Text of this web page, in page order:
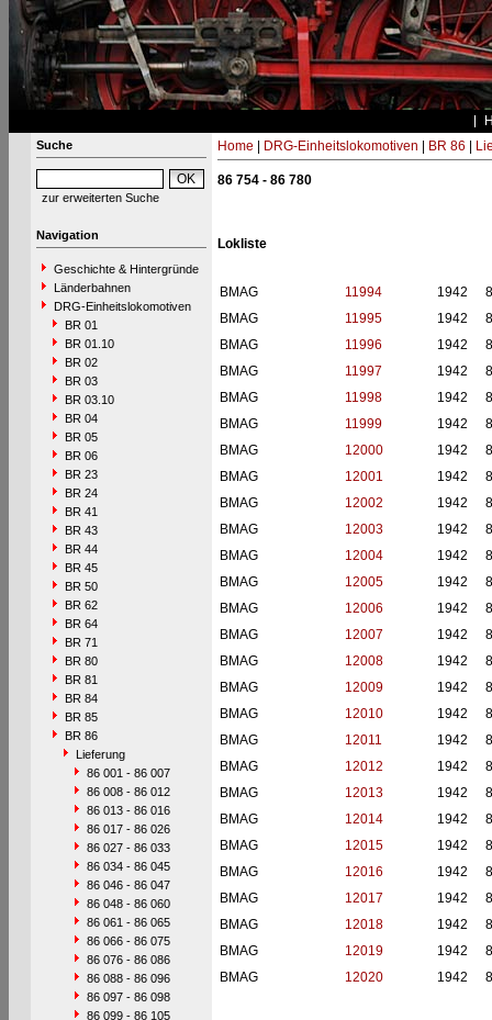
Suche
zur erweiterten Suche
Navigation
Geschichte & Hintergründe
Länderbahnen
DRG-Einheitslokomotiven
BR 01
BR 01.10
BR 02
BR 03
BR 03.10
BR 04
BR 05
BR 06
BR 23
BR 24
BR 41
BR 43
BR 44
BR 45
BR 50
BR 62
BR 64
BR 71
BR 80
BR 81
BR 84
BR 85
BR 86
Lieferung
86 001 - 86 007
86 008 - 86 012
86 013 - 86 016
86 017 - 86 026
86 027 - 86 033
86 034 - 86 045
86 046 - 86 047
86 048 - 86 060
86 061 - 86 065
86 066 - 86 075
86 076 - 86 086
86 088 - 86 096
86 097 - 86 098
86 099 - 86 105
Home DRG-Einheitslokomotiven BR 86
86 754 - 86 780
Lokliste
BMAG 11994 1942
BMAG
11995 1942
BMAG
11996 1942
BMAG
11997 1942
BMAG
11998 1942
BMAG
11999 1942
BMAG
12000 1942
BMAG
12001 1942
BMAG
12002 1942
BMAG
12003 1942
BMAG
12004 1942
BMAG
12005 1942
BMAG
12006 1942
BMAG
12007 1942
BMAG
12008 1942
BMAG
12009 1942
BMAG
12010 1942
BMAG
12011 1942
BMAG
12012 1942
BMAG
12013 1942
BMAG
12014 1942
BMAG
12015 1942
BMAG
12016 1942
BMAG
12017 1942
BMAG
12018 1942
BMAG
12019 1942
BMAG
12020 1942